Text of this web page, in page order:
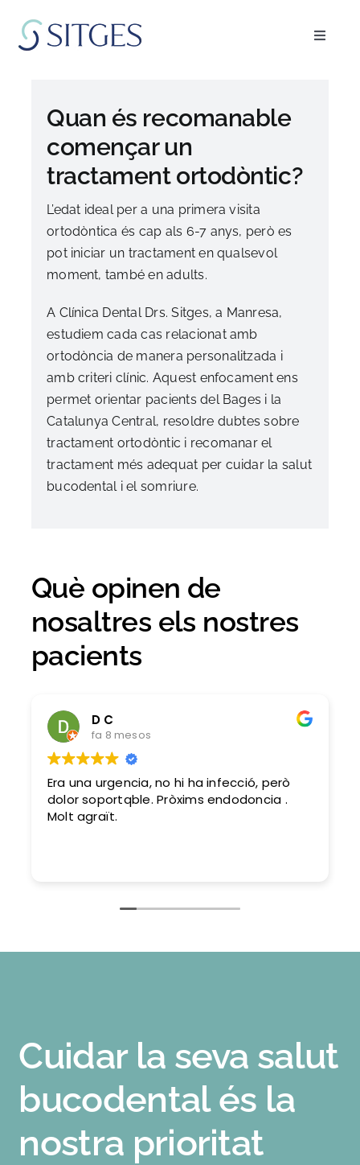
content
Toggle
Especialitats
L’equip
Blog
Demanar cita
Quan és recomanable
començar un
tractament ortodòntic?
L’edat ideal per a una primera visita
ortodòntica és cap als 6-7 anys, però es
pot iniciar un tractament en qualsevol
moment, també en adults.
A Clínica Dental Drs. Sitges, a Manresa,
estudiem cada cas relacionat amb
ortodòncia de manera personalitzada i
amb criteri clínic. Aquest enfocament ens
permet orientar pacients del Bages i la
Catalunya Central, resoldre dubtes sobre
tractament ortodòntic i recomanar el
tractament més adequat per cuidar la salut
bucodental i el somriure.
Què opinen de
nosaltres els nostres
pacients
D C
fa 8 mesos
Era una urgencia, no hi ha infecció, però
dolor soportqble. Pròxims endodoncia .
Molt agraït.
Cuidar la seva salut
bucodental és la
nostra prioritat